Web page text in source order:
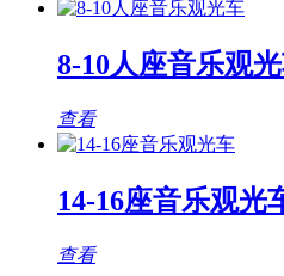
8-10人座音乐观
查看
14-16座音乐观光
查看